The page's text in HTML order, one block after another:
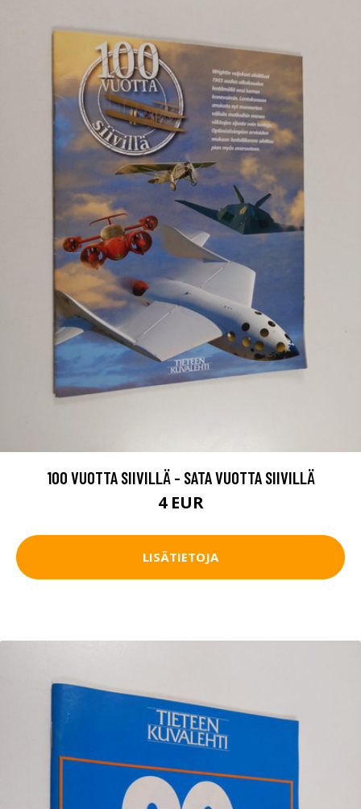
100 VUOTTA SIIVILLÄ - SATA VUOTTA SIIVILLÄ
4 EUR
LISÄTIETOJA